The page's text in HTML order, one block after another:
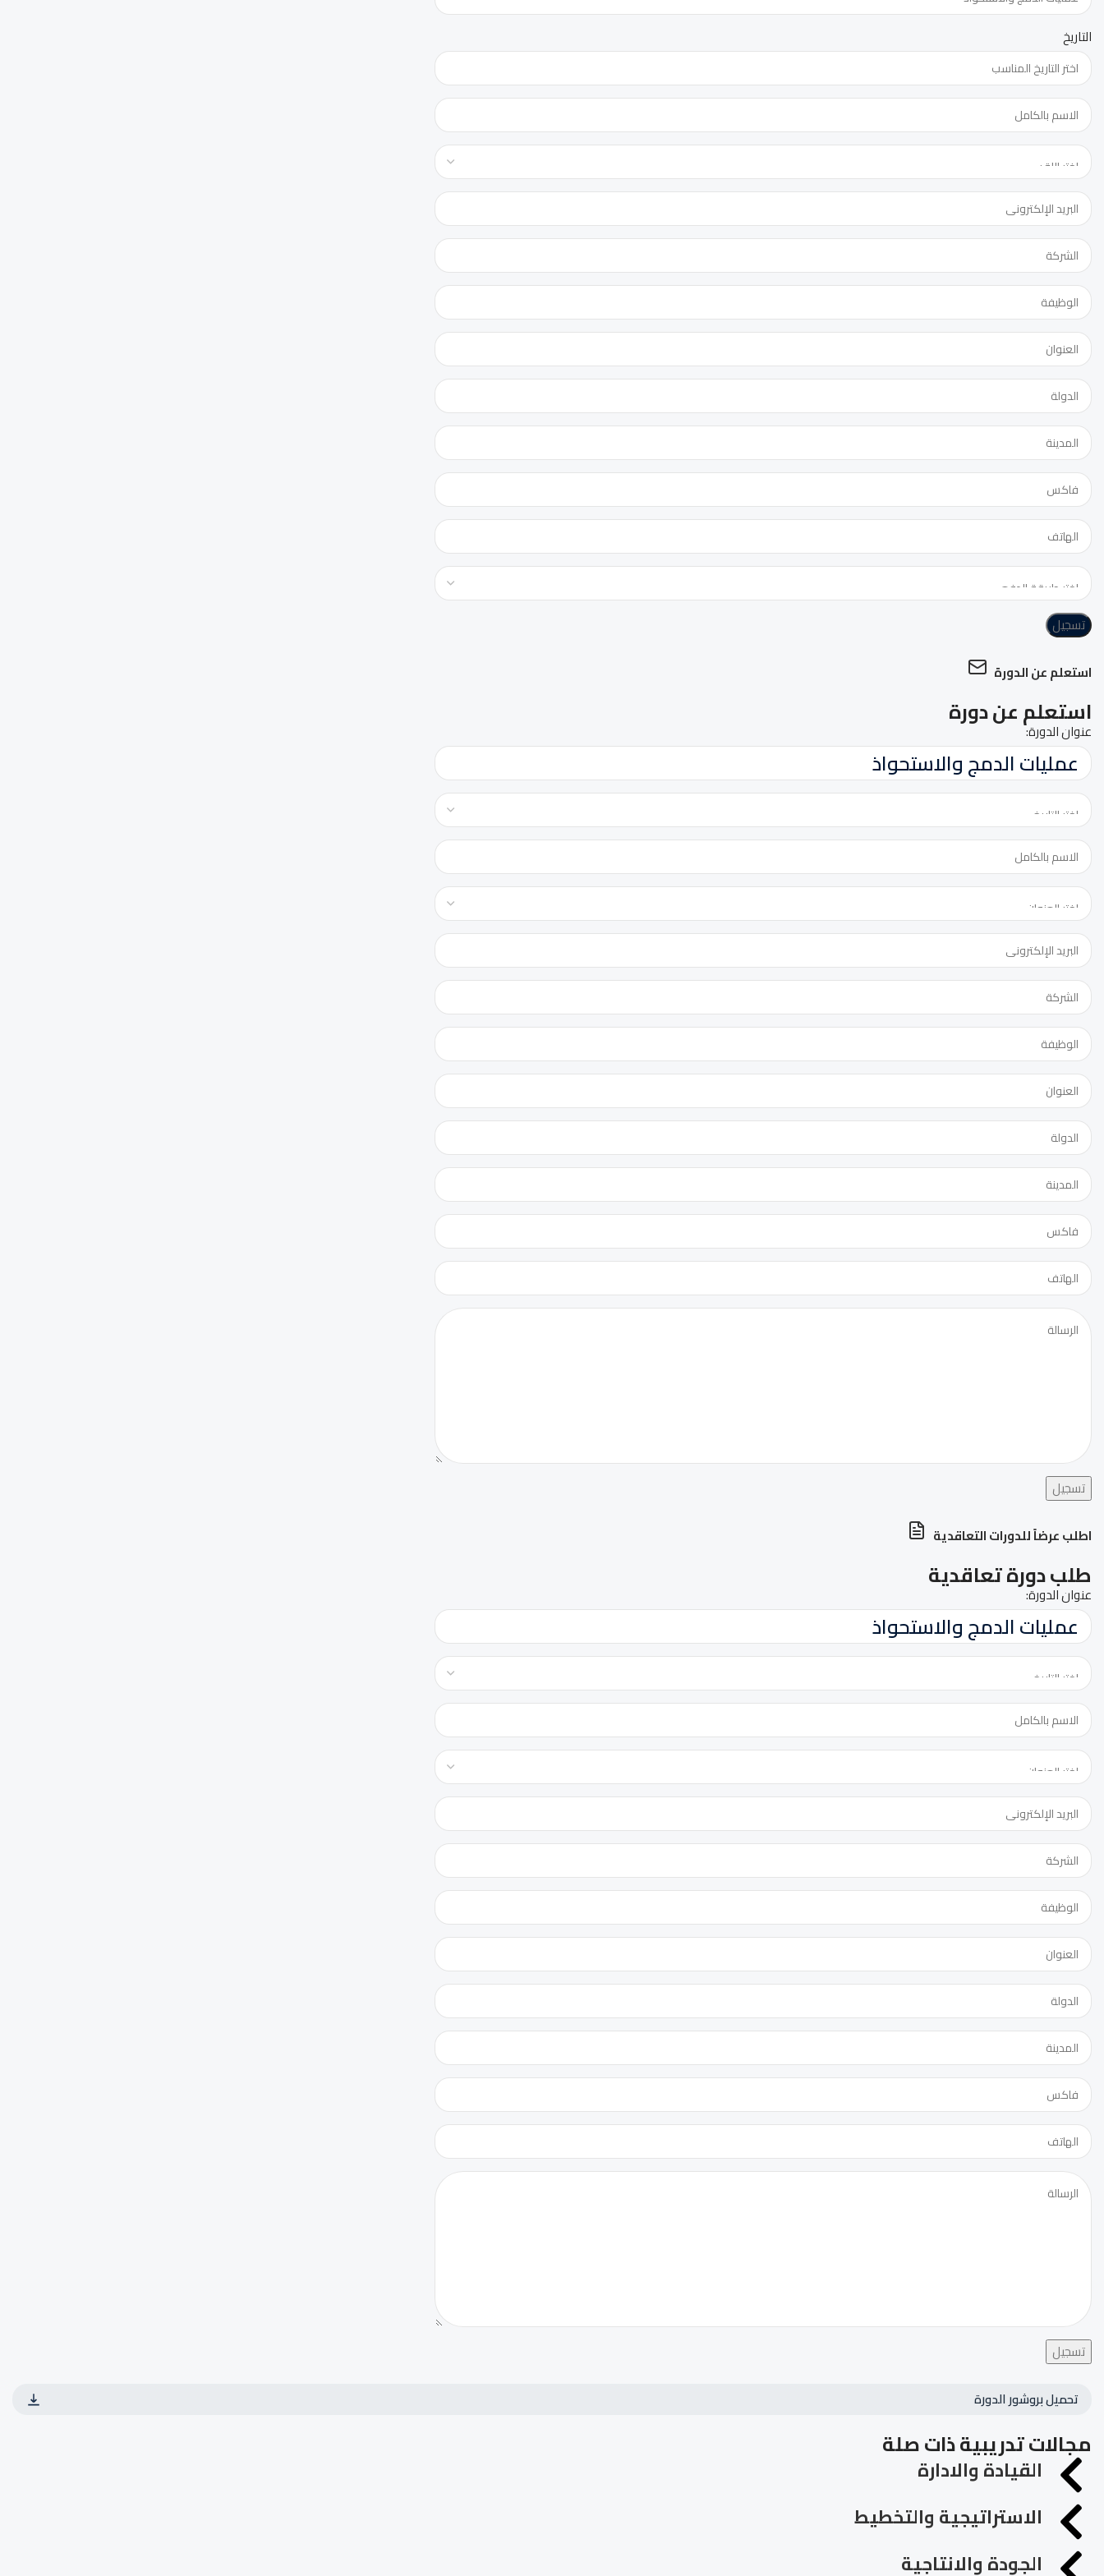
التاريخ
تسجيل
استعلم عن الدورة
استعلم عن دورة
عنوان الدورة:
تسجيل
اطلب عرضاً للدورات التعاقدية
طلب دورة تعاقدية
عنوان الدورة:
الدورة:
عنوان
تسجيل
تحميل بروشور الدورة
مجالات تدريبية ذات صلة
القيادة والادارة
الاستراتيجية والتخطيط
الجودة والانتاجية